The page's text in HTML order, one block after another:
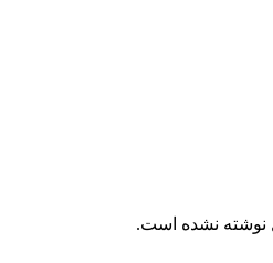
نوشته نشده است.